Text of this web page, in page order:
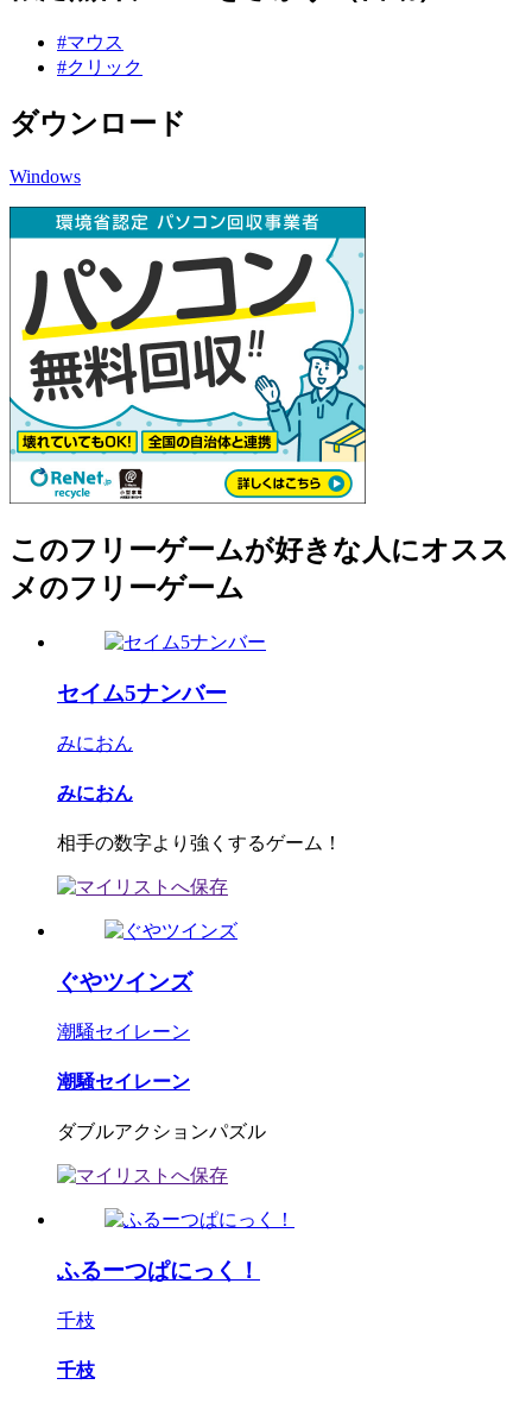
#マウス
#クリック
ダウンロード
Windows
このフリーゲームが好きな人にオスス
メのフリーゲーム
セイム5ナンバー
みにおん
みにおん
相手の数字より強くするゲーム！
ぐやツインズ
潮騒セイレーン
潮騒セイレーン
ダブルアクションパズル
ふるーつぱにっく！
千枝
千枝